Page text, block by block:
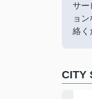
サー
ョ
絡く
CITY